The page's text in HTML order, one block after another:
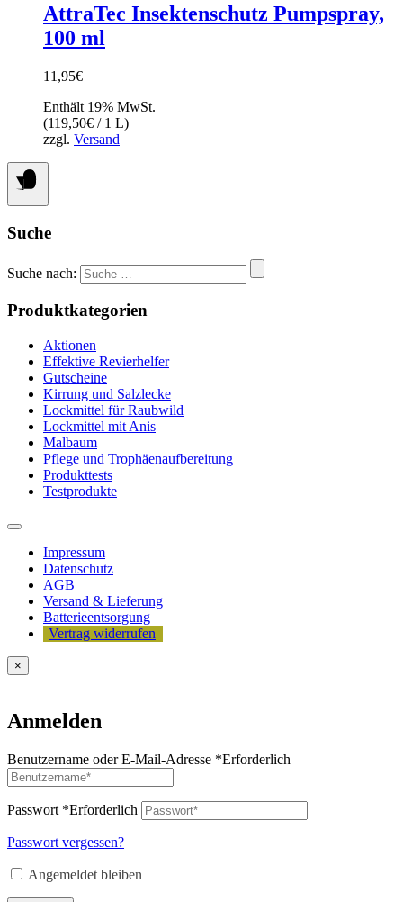
AttraTec Insektenschutz Pumpspray,
100 ml
11,95€
Enthält 19% MwSt.
(119,50€ / 1 L)
zzgl. Versand
Suche
Suche nach:
Produktkategorien
Aktionen
Effektive Revierhelfer
Gutscheine
Kirrung und Salzlecke
Lockmittel für Raubwild
Lockmittel mit Anis
Malbaum
Pflege und Trophäenaufbereitung
Produkttests
Testprodukte
Impressum
Datenschutz
AGB
Versand & Lieferung
Batterieentsorgung
Vertrag widerrufen
×
Anmelden
Benutzername oder E-Mail-Adresse *Erforderlich
Passwort *Erforderlich
Passwort vergessen?
Angemeldet bleiben